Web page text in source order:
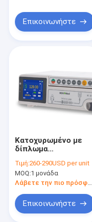
χρώμα, ένα συρτάρι,
vapoirzer δύο
Επικοινωνήστε
Κατοχυρωμένο με
δίπλωμα
γρήγορο γάντζων
συστημάτων ιατρικό
έγχυσης ποσοστό
διευθετήσιμο
1800ml/H
Τιμή:260-290USD per unit
MOQ:1 μονάδα
Λάβετε την πιο πρόσφατη τιμή
Επικοινωνήστε